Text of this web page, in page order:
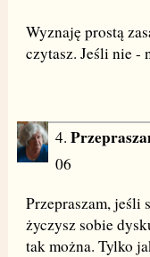
Wyznaję prostą
czytasz. Jeśli nie -
4.
06
Przepraszam, jeśli
życzysz sobie
tak można. Tylko